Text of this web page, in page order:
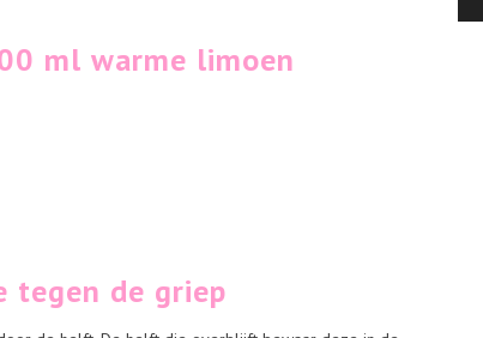
ml warme limoen
tegen de griep